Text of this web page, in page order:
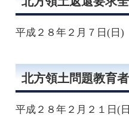
平成２８年２月７日(日
北方領土問題教育
平成２８年２月２１日(